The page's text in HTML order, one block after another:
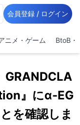
会員登録 / ログイン
ニメ・ゲーム BtoB・
GRANDCLA
』にα-EG
を確認しま